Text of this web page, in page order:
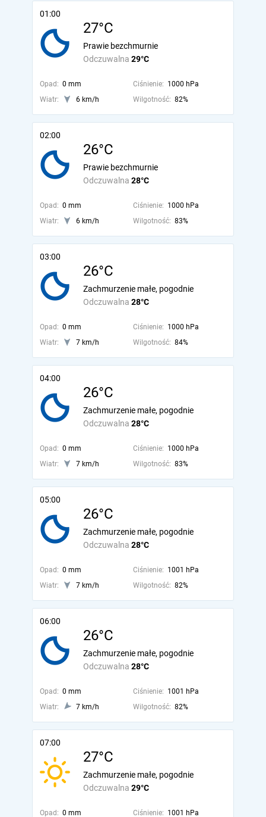
01:00
27°C
Odczuwalna 29°C
Prawie bezchmurnie
Opad: 0 mm Ciśnienie: 1000 hPa
Wiatr:
6 km/h Wilgotność: 82%
02:00
26°C
Odczuwalna 28°C
Prawie bezchmurnie
Opad: 0 mm Ciśnienie: 1000 hPa
Wiatr:
6 km/h Wilgotność: 83%
03:00
26°C
Odczuwalna 28°C
Zachmurzenie małe, pogodnie
Opad: 0 mm Ciśnienie: 1000 hPa
Wiatr:
7 km/h Wilgotność: 84%
04:00
26°C
Odczuwalna 28°C
Zachmurzenie małe, pogodnie
Opad: 0 mm Ciśnienie: 1000 hPa
Wiatr:
7 km/h Wilgotność: 83%
05:00
26°C
Odczuwalna 28°C
Zachmurzenie małe, pogodnie
Opad: 0 mm Ciśnienie: 1001 hPa
Wiatr:
7 km/h Wilgotność: 82%
06:00
26°C
Odczuwalna 28°C
Zachmurzenie małe, pogodnie
Opad: 0 mm Ciśnienie: 1001 hPa
Wiatr:
7 km/h Wilgotność: 82%
07:00
27°C
Odczuwalna 29°C
Zachmurzenie małe, pogodnie
Opad: 0 mm Ciśnienie: 1001 hPa